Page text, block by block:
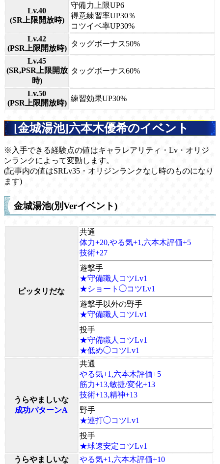
Lv.40
(SR上限開放時)
守備力上限UP6
得意練習率UP30％
コツイベ率UP30%
Lv.42
(PSR上限開放時)
タッグボーナス50%
Lv.45
(SR,PSR上限開放
時)
タッグボーナス60%
Lv.50
(PSR上限開放時)
練習効果UP30%
[金城湯池]六本木優希のイベント
※入手できる経験点の値はキャラレアリティ・Lv・オリジ
ンランクによって変動します。
(記事内の値はSRLv35・オリジンランクなし時のものになり
ます)
金城湯池(別Verイベント)
ピッタリだな
共通
体力+20,やる気+1,六本木評価+5
技術+27
遊撃手
★守備職人コツLv1
★ショート◯コツLv1
遊撃手以外の野手
★守備職人コツLv1
投手
★守備職人コツLv1
★低め◯コツLv1
うらやましいな
成功パターンA
共通
やる気+1,六本木評価+5
筋力+13,敏捷/変化+13
技術+13,精神+13
野手
★連打◯コツLv1
投手
★球速安定コツLv1
うらやましいな
やる気+1,六本木評価+10